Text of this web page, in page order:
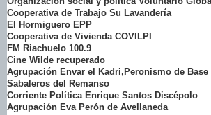
Cooperativa de Trabajo Su Lavandería
El Hormiguero EPP
Cooperativa de Vivienda COVILPI
FM Riachuelo 100.9
Cine Wilde recuperado
Agrupación Envar el Kadri,Peronismo de Base
Sabaleros del Remanso
Corriente Política Enrique Santos Discépolo
Agrupación Eva Perón de Avellaneda